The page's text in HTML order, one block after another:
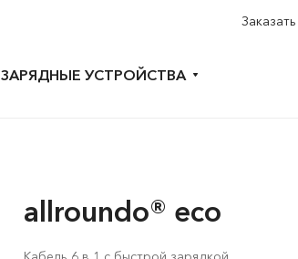
ЗАРЯДНЫЕ УСТРОЙСТВА
allroundo® eco